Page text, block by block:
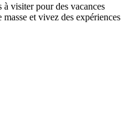
visiter pour des vacances
et vivez des expériences